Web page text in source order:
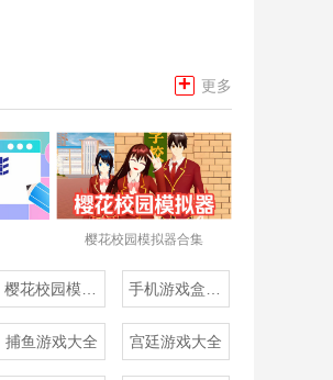
+ 更多
樱花校园模拟器合集
捕鱼游戏大全 宫廷游戏大全